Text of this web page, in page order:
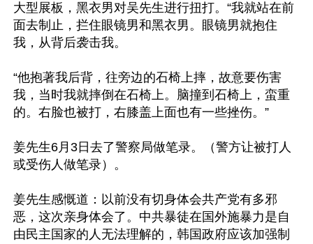
大型展板，黑衣男对吴先生进行扭打。“我就站在前
面去制止，拦住眼镜男和黑衣男。眼镜男就抱住
我，从背后袭击我。
“他抱著我后背，往旁边的石椅上摔，故意要伤害
我，当时我就摔倒在石椅上。脑撞到石椅上，蛮重
的。右脸也被打，右膝盖上面也有一些挫伤。”
姜先生6月3日去了警察局做笔录。（警方让被打人
或受伤人做笔录）。
姜先生感慨道：以前没有切身体会共产党有多邪
恶，这次亲身体会了。中共暴徒在国外施暴力是自
由民主国家的人无法理解的，韩国政府应该加强制